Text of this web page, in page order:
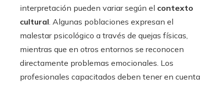
interpretación pueden variar según el contexto
cultural. Algunas poblaciones expresan el
malestar psicológico a través de quejas físicas,
mientras que en otros entornos se reconocen
directamente problemas emocionales. Los
profesionales capacitados deben tener en cuenta